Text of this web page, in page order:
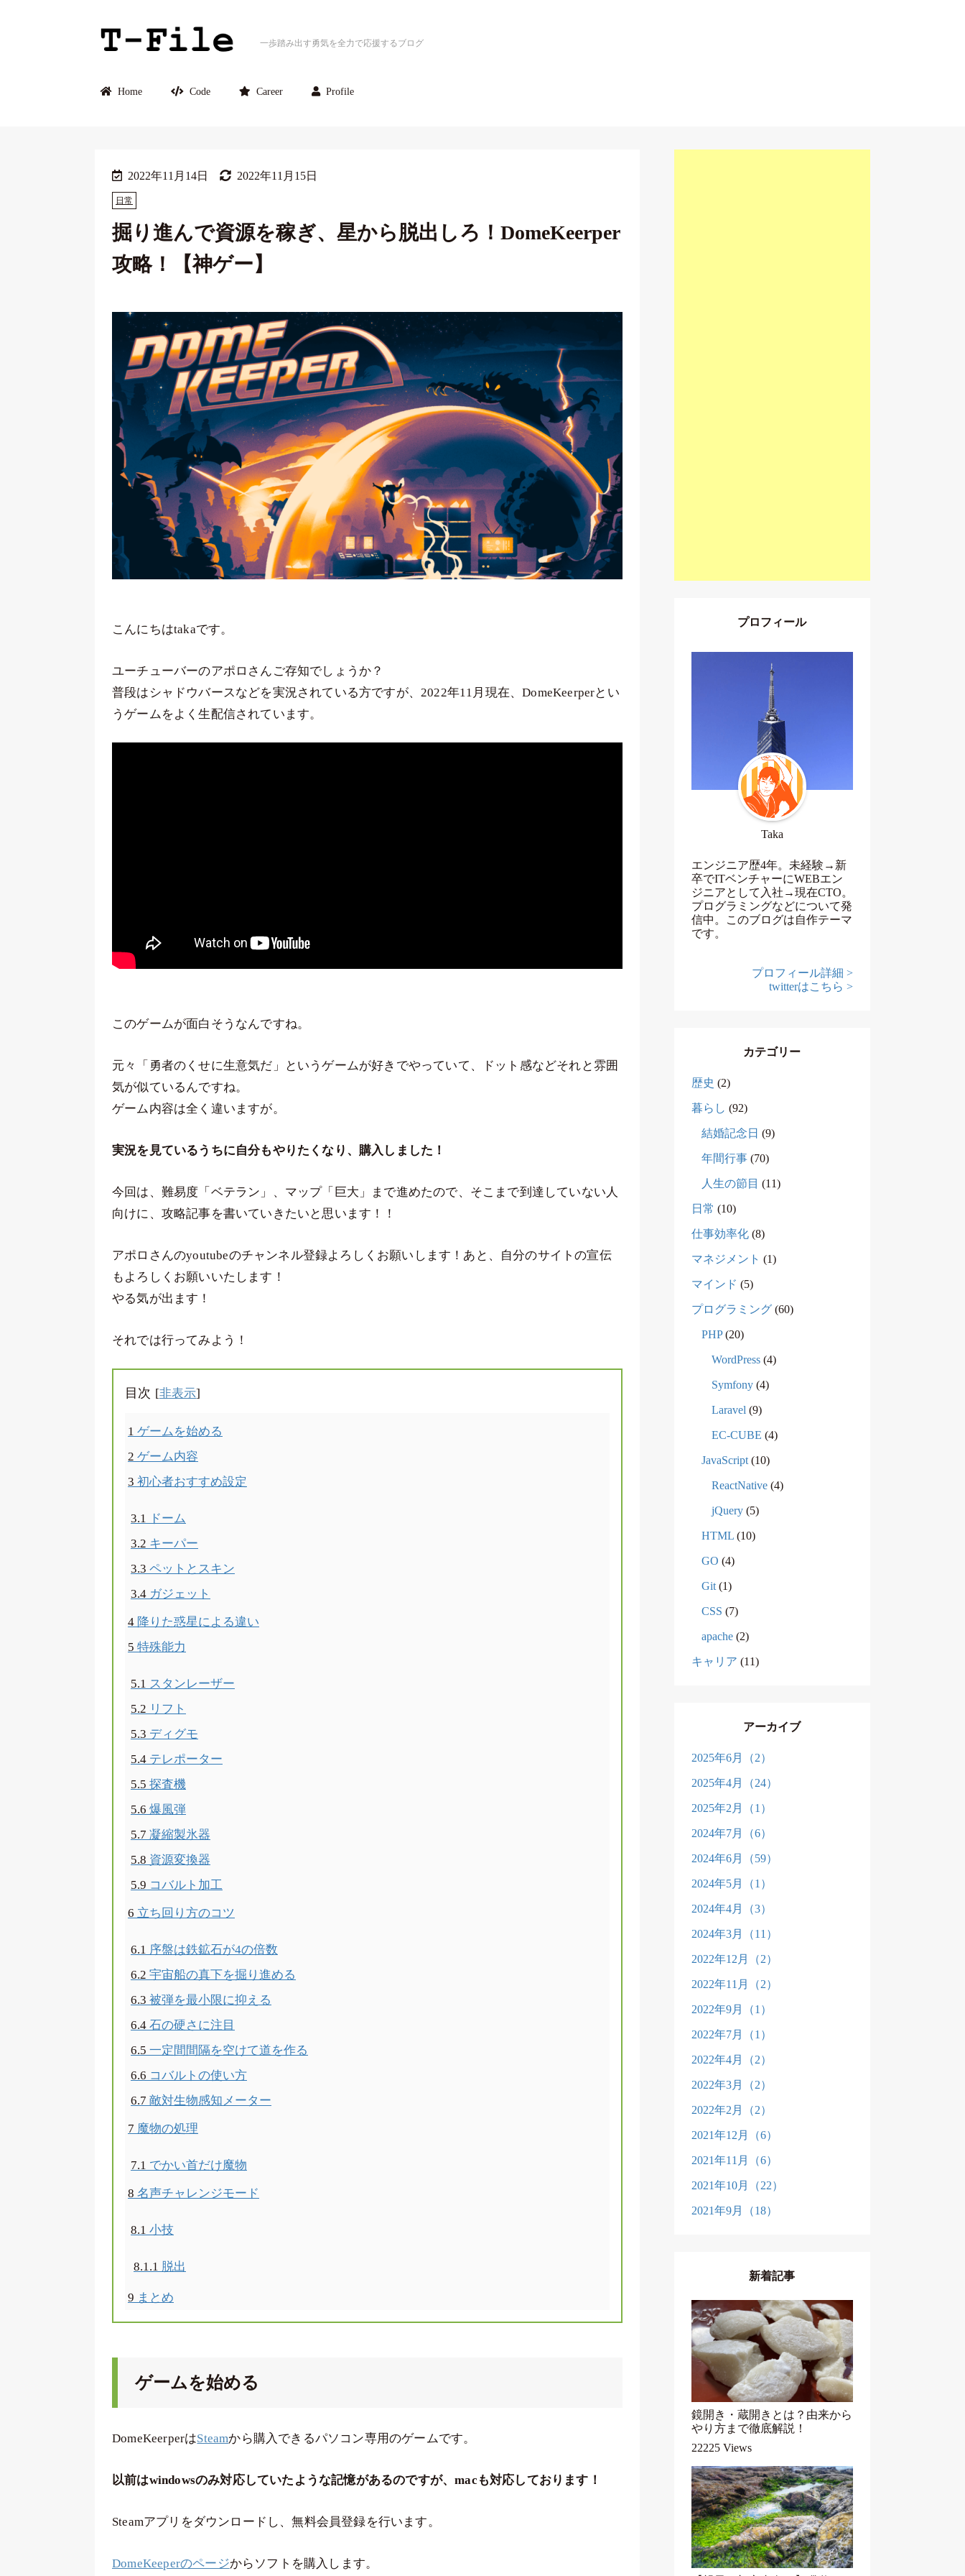
一歩踏み出す勇気を全力で応援するブログ
Home Code Career Profile
2022年11月14日 2022年11月15日
日常
掘り進んで資源を稼ぎ、星から脱出しろ！DomeKeerper
攻略！【神ゲー】
こんにちはtakaです。
ユーチューバーのアポロさんご存知でしょうか？
普段はシャドウバースなどを実況されている方ですが、2022年11月現在、DomeKeerperとい
うゲームをよく生配信されています。
このゲームが面白そうなんですね。
元々「勇者のくせに生意気だ」というゲームが好きでやっていて、ドット感などそれと雰囲
気が似ているんですね。
ゲーム内容は全く違いますが。
実況を見ているうちに自分もやりたくなり、購入しました！
今回は、難易度「ベテラン」、マップ「巨大」まで進めたので、そこまで到達していない人
向けに、攻略記事を書いていきたいと思います！！
アポロさんのyoutubeのチャンネル登録よろしくお願いします！あと、自分のサイトの宣伝
もよろしくお願いいたします！
やる気が出ます！
それでは行ってみよう！
目次 [非表示]
1 ゲームを始める
2 ゲーム内容
3 初心者おすすめ設定
3.1 ドーム
3.2 キーパー
3.3 ペットとスキン
3.4 ガジェット
4 降りた惑星による違い
5 特殊能力
5.1 スタンレーザー
5.2 リフト
5.3 ディグモ
5.4 テレポーター
5.5 探査機
5.6 爆風弾
5.7 凝縮製氷器
5.8 資源変換器
5.9 コバルト加工
6 立ち回り方のコツ
6.1 序盤は鉄鉱石が4の倍数
6.2 宇宙船の真下を掘り進める
6.3 被弾を最小限に抑える
6.4 石の硬さに注目
6.5 一定間間隔を空けて道を作る
6.6 コバルトの使い方
6.7 敵対生物感知メーター
7 魔物の処理
7.1 でかい首だけ魔物
8 名声チャレンジモード
8.1 小技
8.1.1 脱出
9 まとめ
ゲームを始める
DomeKeerperはSteamから購入できるパソコン専用のゲームです。
以前はwindowsのみ対応していたような記憶があるのですが、macも対応しております！
Steamアプリをダウンロードし、無料会員登録を行います。
DomeKeeperのページからソフトを購入します。
プロフィール
Taka
エンジニア歴4年。未経験→新
卒でITベンチャーにWEBエン
ジニアとして入社→現在CTO。
プログラミングなどについて発
信中。このブログは自作テーマ
です。
プロフィール詳細 >
twitterはこちら >
カテゴリー
歴史 (2)
暮らし (92)
結婚記念日 (9)
年間行事(70)
人生の節目 (11)
日常 (10)
仕事効率化(8)
マネジメント (1)
マインド (5)
プログラミング(60)
PHP(20)
WordPress(4)
Symfony(4)
Laravel (9)
EC-CUBE (4)
JavaScript(10)
ReactNative(4)
jQuery(5)
HTML(10)
GO (4)
Git(1)
CSS (7)
apache(2)
キャリア (11)
アーカイブ
2025年6月（2）
2025年4月（24）
2025年2月（1）
2024年7月（6）
2024年6月（59）
2024年5月（1）
2024年4月（3）
2024年3月（11）
2022年12月（2）
2022年11月（2）
2022年9月（1）
2022年7月（1）
2022年4月（2）
2022年3月（2）
2022年2月（2）
2021年12月（6）
2021年11月（6）
2021年10月（22）
2021年9月（18）
新着記事
鏡開き・蔵開きとは？由来から
やり方まで徹底解説！
22225 Views